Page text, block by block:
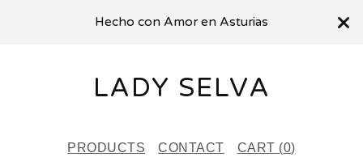
Hecho con Amor en Asturias
LADY SELVA
PRODUCTS CONTACT CART (0)